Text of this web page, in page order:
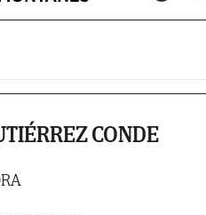
CONDE